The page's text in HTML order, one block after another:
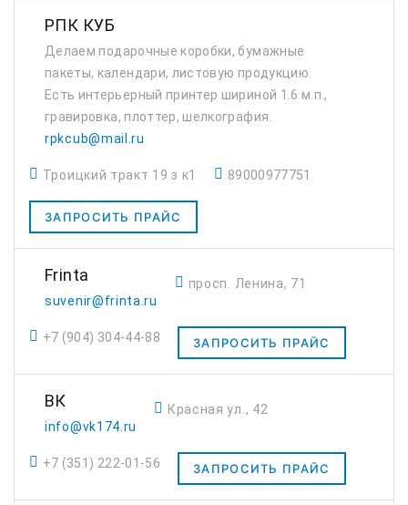
РПК КУБ
Делаем подарочные коробки, бумажные
пакеты, календари, листовую продукцию.
Есть интерьерный принтер шириной 1.6 м.п.,
гравировка, плоттер, шелкография.
rpkcub@mail.ru
Троицкий тракт 19 з к1 89000977751
ЗАПРОСИТЬ ПРАЙС
Frinta
suvenir@frinta.ru
просп. Ленина, 71
+7 (904) 304-44-88 ЗАПРОСИТЬ ПРАЙС
ВК
info@vk174.ru
Красная ул., 42
+7 (351) 222-01-56 ЗАПРОСИТЬ ПРАЙС